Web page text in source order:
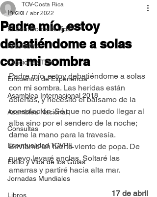
Inicio
El Sentido de la Vida
Encuentro
Oraciones TOV
Encuentro de Experiencia
Asamblea Internacional 2018
Asamblea Nacional
Consultas
Espiritualidad TOVPIL
Estilo y Vida de los Guías
Jornadas Mundiales
Libros
Padre mío, estoy
debatiéndome a solas
con mi sombra
TOV-Costa Rica
17 abr 2022
Padre mío, estoy debatiéndome a solas
con mi sombra. Las heridas están
abiertas, y necesito el bálsamo de la
consolación. Sé que no puedo llegar al
alba sino por el sendero de la noche;
dame la mano para la travesía.
Envíame un fuerte viento de popa. De
nuevo levaré anclas. Soltaré las
amarras y partiré hacia alta mar.
17 de abril